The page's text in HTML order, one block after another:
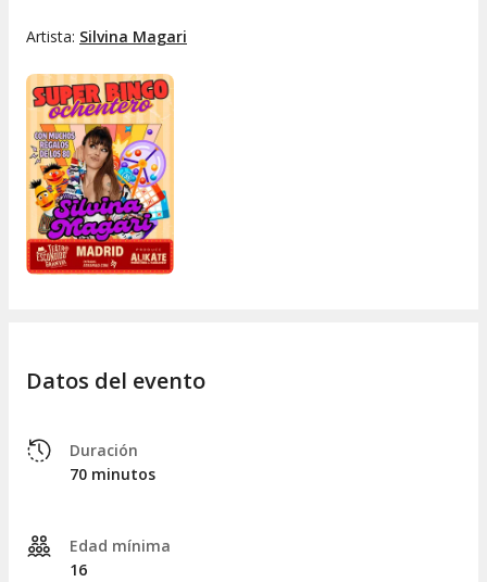
Artista: Silvina Magari
Datos del evento
Duración
70 minutos
Edad mínima
16